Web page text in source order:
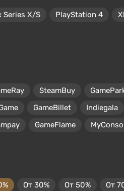
Series X/S PlayStation 4
SteamBuy
GameBillet Indiegala
GameFlame
От 30% От 50% От